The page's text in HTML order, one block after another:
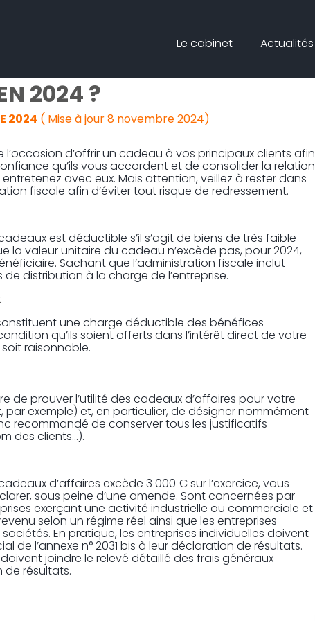
Le cabinet Actualités
POUR LES CADEAUX
2024 ?
2024 ( Mise à jour 8 novembre 2024)
l’occasion d’offrir un cadeau à vos principaux clients afin
qu’ils vous accordent et de consolider la relation
avec eux. Mais attention, veillez à rester dans
fiscale afin d’éviter tout risque de redressement.
est déductible s’il s’agit de biens de très faible
la valeur unitaire du cadeau n’excède pas, pour 2024,
Sachant que l’administration fiscale inclut
distribution à la charge de l’entreprise.
une charge déductible des bénéfices
qu’ils soient offerts dans l’intérêt direct de votre
raisonnable.
de prouver l’utilité des cadeaux d’affaires pour votre
par exemple) et, en particulier, de désigner nommément
recommandé de conserver tous les justificatifs
des clients…).
d’affaires excède 3 000 € sur l’exercice, vous
sous peine d’une amende. Sont concernées par
exerçant une activité industrielle ou commerciale et
selon un régime réel ainsi que les entreprises
sociétés. En pratique, les entreprises individuelles doivent
de l’annexe n° 2031 bis à leur déclaration de résultats.
joindre le relevé détaillé des frais généraux
de résultats.